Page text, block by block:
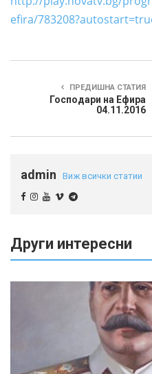
efira/
ПРЕДИШНА СТАТИЯ
Господари на Ефира
04.11.2016
admin Виж всички статии
Други интересни